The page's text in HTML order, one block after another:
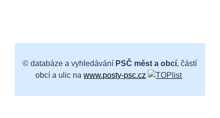
© databáze a vyhledávání PSČ měst a obcí, částí
obcí a ulic nawww.posty-psc.cz